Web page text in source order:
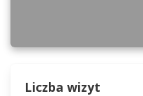
Liczba wizyt